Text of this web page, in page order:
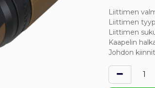
Liittimen
Liittimen
Liittimen
Kaapelin
Johdon